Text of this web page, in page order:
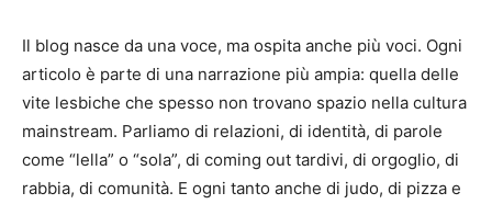
Il blog nasce da una voce, ma ospita anche più voci. Ogni
articolo è parte di una narrazione più ampia: quella delle
vite lesbiche che spesso non trovano spazio nella cultura
mainstream. Parliamo di relazioni, di identità, di parole
come “lella” o “sola”, di coming out tardivi, di orgoglio, di
rabbia, di comunità. E ogni tanto anche di judo, di pizza e